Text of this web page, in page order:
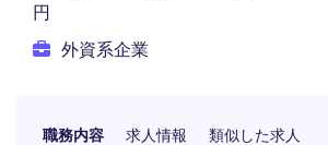
円
外資系企業
職務内容 求人情報 類似した求人